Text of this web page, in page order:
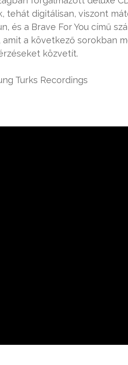
digitálisan, viszont
és a Brave For You című
a következő sorokban
közvetít.
Turks Recordings